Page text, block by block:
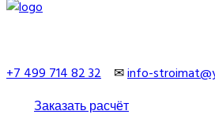
+7 499 714 82 32 ✉info-
Заказать расчёт